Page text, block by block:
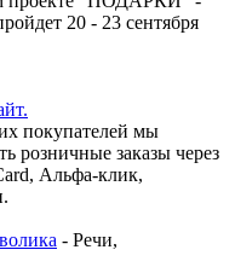
20 - 23 сентября
покупателей мы
розничные заказы через
Альфа-клик,
- Речи,